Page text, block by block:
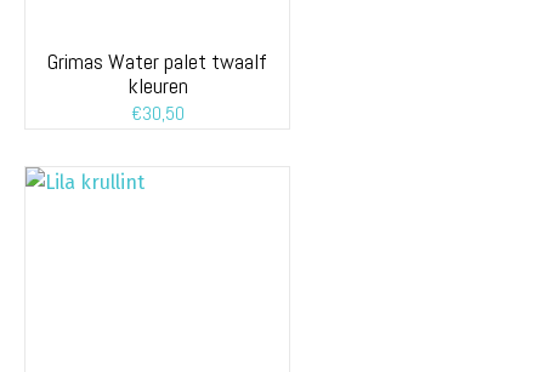
Grimas Water palet twaalf
kleuren
€30,50